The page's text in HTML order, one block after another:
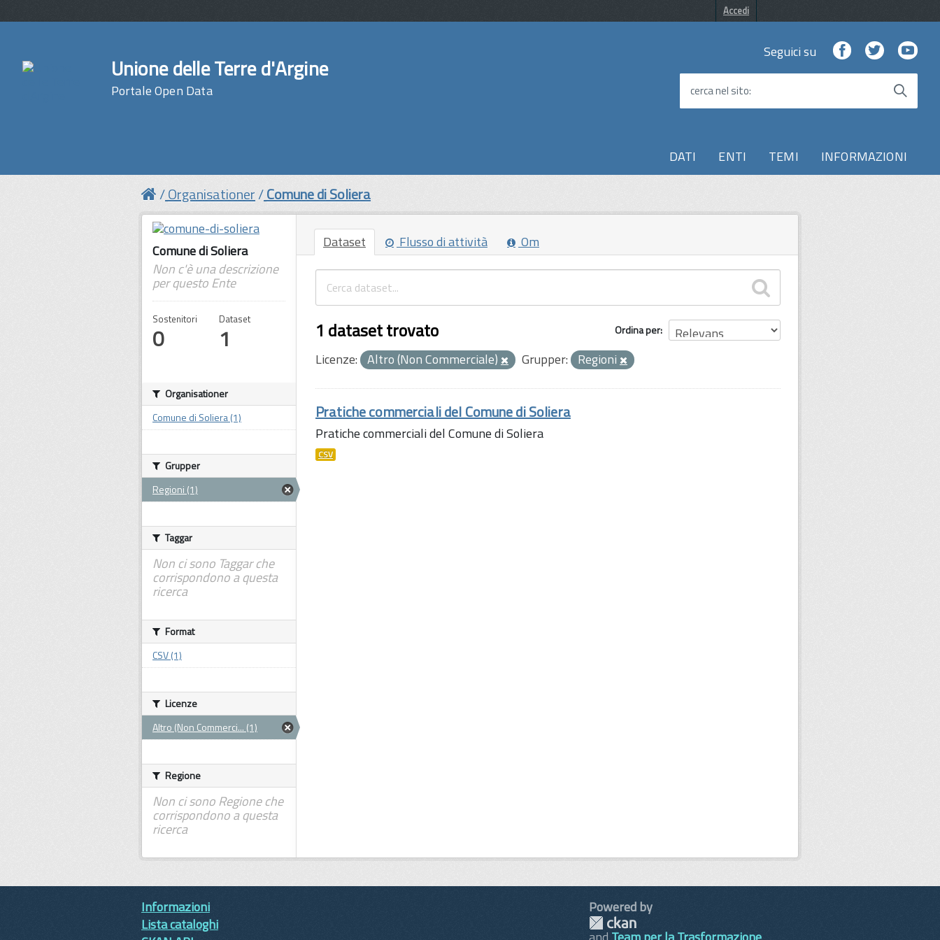
Accedi
Unione delle Terre d'Argine
Portale Open Data
Seguici su FacebookTwitter
cerca nel sito
DATI ENTI TEMI INFORMAZIONI
Organisationer Comune di Soliera
Dataset Flusso di attività Om
Ordina per
1 dataset trovato
Licenze: Altro (Non Commerciale) Grupper: Regioni
Pratiche commerciali del Comune di Soliera
Pratiche commerciali del Comune di Soliera
CSV
Comune di Soliera
Non c'è una descrizione
per questo Ente
Sostenitori
0
Dataset
1
Organisationer
Comune di Soliera (1)
Grupper
Regioni (1)
Taggar
Non ci sono Taggar che
corrispondono a questa
ricerca
Format
CSV (1)
Licenze
Altro (Non Commerci... (1)
Regione
Non ci sono Regione che
corrispondono a questa
ricerca
Informazioni
Lista cataloghi
Powered by